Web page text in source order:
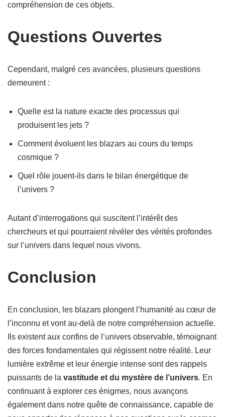
compréhension de ces objets.
Questions Ouvertes
Cependant, malgré ces avancées, plusieurs questions
demeurent :
Quelle est la nature exacte des processus qui
produisent les jets ?
Comment évoluent les blazars au cours du temps
cosmique ?
Quel rôle jouent-ils dans le bilan énergétique de
l’univers ?
Autant d’interrogations qui suscitent l’intérêt des
chercheurs et qui pourraient révéler des vérités profondes
sur l’univers dans lequel nous vivons.
Conclusion
En conclusion, les blazars plongent l’humanité au cœur de
l’inconnu et vont au-delà de notre compréhension actuelle.
Ils existent aux confins de l’univers observable, témoignant
des forces fondamentales qui régissent notre réalité. Leur
lumière extrême et leur énergie intense sont des rappels
puissants de la vastitude et du mystère de l’univers. En
continuant à explorer ces énigmes, nous avançons
également dans notre quête de connaissance, capable de